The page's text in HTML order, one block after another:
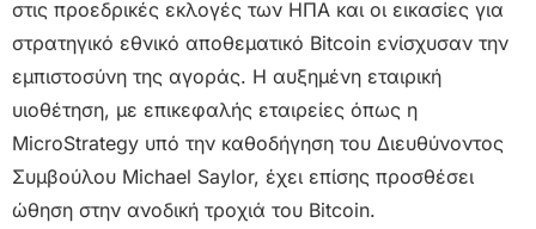
στις προεδρικές εκλογές των ΗΠΑ και οι εικασίες για
στρατηγικό εθνικό αποθεματικό Bitcoin ενίσχυσαν την
εμπιστοσύνη της αγοράς. Η αυξημένη εταιρική
υιοθέτηση, με επικεφαλής εταιρείες όπως η
MicroStrategy υπό την καθοδήγηση του Διευθύνοντος
Συμβούλου Michael Saylor, έχει επίσης προσθέσει
ώθηση στην ανοδική τροχιά του Bitcoin.